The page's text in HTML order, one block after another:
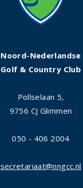
Noord-Nederlandse
Golf & Country Club
Pollselaan 5,
9756 CJ Glimmen
050 - 406 2004
secretariaat@nngcc.nl